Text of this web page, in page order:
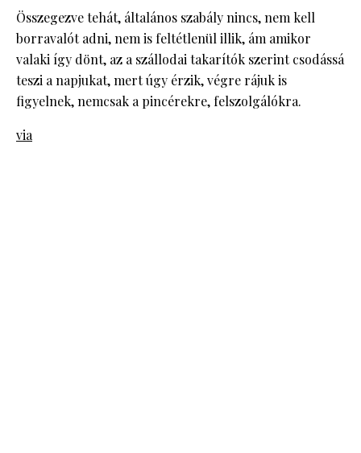
Összegezve tehát, általános szabály nincs, nem kell
borravalót adni, nem is feltétlenül illik, ám amikor
valaki így dönt, az a szállodai takarítók szerint csodássá
teszi a napjukat, mert úgy érzik, végre rájuk is
figyelnek, nemcsak a pincérekre, felszolgálókra.
via